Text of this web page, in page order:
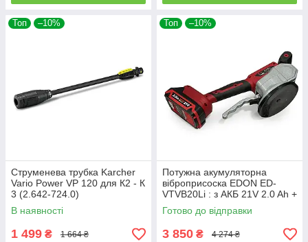
Топ –10%
Струменева трубка Karcher
Vario Power VP 120 для К2 - К
3 (2.642-724.0)
В наявності
1 499 ₴ 1 664 ₴
Топ –10%
Потужна акумуляторна
віброприсоска EDON ED-
VTVB20Li : з АКБ 21V 2.0 Ah +
ЗП
Готово до відправки
3 850 ₴ 4 274 ₴